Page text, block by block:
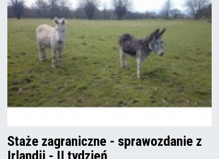
Staże zagraniczne - sprawozdanie z
Irlandii - II tydzień